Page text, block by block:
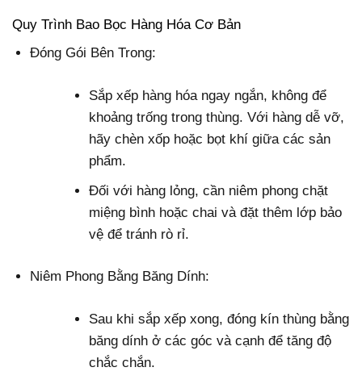
Quy Trình Bao Bọc Hàng Hóa Cơ Bản
Đóng Gói Bên Trong:
Sắp xếp hàng hóa ngay ngắn, không để
khoảng trống trong thùng. Với hàng dễ vỡ,
hãy chèn xốp hoặc bọt khí giữa các sản
phẩm.
Đối với hàng lỏng, cần niêm phong chặt
miệng bình hoặc chai và đặt thêm lớp bảo
vệ để tránh rò rỉ.
Niêm Phong Bằng Băng Dính:
Sau khi sắp xếp xong, đóng kín thùng bằng
băng dính ở các góc và cạnh để tăng độ
chắc chắn.